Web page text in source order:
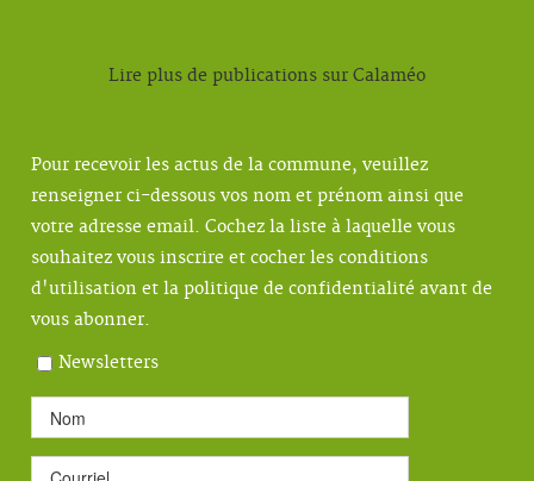
Lire plus de publications sur Calaméo
Pour recevoir les actus de la commune, veuillez
renseigner ci-dessous vos nom et prénom ainsi que
votre adresse email. Cochez la liste à laquelle vous
souhaitez vous inscrire et cocher les conditions
d'utilisation et la politique de confidentialité avant de
vous abonner.
Newsletters